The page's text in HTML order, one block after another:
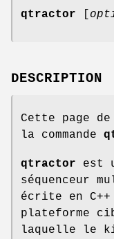
qtractor
DESCRIPTION
Cette page
la commande
qtractor est
séquenceur
écrite en
plateforme
laquelle le